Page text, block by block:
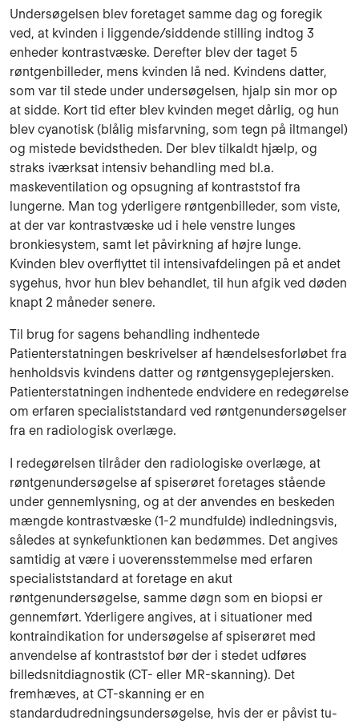
Undersøgelsen blev foretaget samme dag og foregik
ved, at kvinden i liggende/siddende stilling indtog 3
enheder kontrastvæske. Derefter blev der taget 5
røntgenbilleder, mens kvinden lå ned. Kvindens datter,
som var til stede under undersøgelsen, hjalp sin mor op
at sidde. Kort tid efter blev kvinden meget dårlig, og hun
blev cyanotisk (blålig misfarvning, som tegn på iltmangel)
og mistede bevidstheden. Der blev tilkaldt hjælp, og
straks iværksat intensiv behandling med bl.a.
maskeventilation og opsugning af kontraststof fra
lungerne. Man tog yderligere røntgenbilleder, som viste,
at der var kontrastvæske ud i hele venstre lunges
bronkiesystem, samt let påvirkning af højre lunge.
Kvinden blev overflyttet til intensivafdelingen på et andet
sygehus, hvor hun blev behandlet, til hun afgik ved døden
knapt 2 måneder senere.
Til brug for sagens behandling indhentede
Patienterstatningen beskrivelser af hændel­sesforløbet fra
henholdsvis kvindens datter og røntgensygeplejersken.
Patienterstatningen indhentede endvidere en redegørelse
om erfaren specialiststandard ved røntgenundersøgelser
fra en radiologisk overlæge.
I redegørelsen tilråder den radiologiske overlæge, at
røntgenundersøgelse af spiserøret foretages stående
under gennemlysning, og at der anvendes en beskeden
mængde kontrast­væske (1-2 mundfulde) indledningsvis,
således at synkefunktionen kan bedømmes. Det angives
samtidig at være i uoverensstemmelse med erfaren
specialiststandard at foretage en akut
røntgenundersøgelse, samme døgn som en biopsi er
gennemført. Yderligere angives, at i situationer med
kontraindikation for undersøgelse af spiserøret med
anvendelse af kontraststof bør der i stedet udføres
billedsnitdiagnostik (CT- eller MR-skanning). Det
fremhæves, at CT-skanning er en
standardudredningsundersøgelse, hvis der er påvist tu­